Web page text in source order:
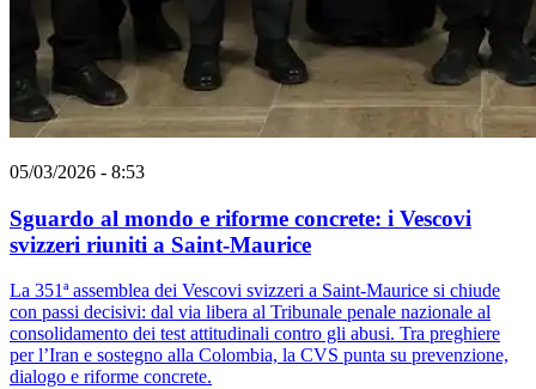
05/03/2026 - 8:53
Sguardo al mondo e riforme concrete: i Vescovi
svizzeri riuniti a Saint-Maurice
La 351ª assemblea dei Vescovi svizzeri a Saint-Maurice si chiude
con passi decisivi: dal via libera al Tribunale penale nazionale al
consolidamento dei test attitudinali contro gli abusi. Tra preghiere
per l’Iran e sostegno alla Colombia, la CVS punta su prevenzione,
dialogo e riforme concrete.